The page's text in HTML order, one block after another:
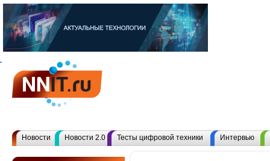
Новости Новости 2.0 Тесты цифровой техники Интервью